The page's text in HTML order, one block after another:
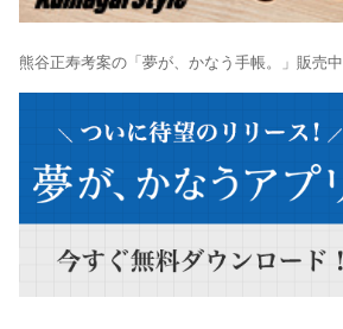
熊谷正寿考案の「夢が、かなう手帳。」販売中